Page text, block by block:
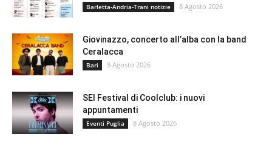
Barletta-Andria-Trani notizie 8 Agosto 2026
Giovinazzo, concerto all’alba con la band
Ceralacca
Bari 8 Agosto 2026
SEI Festival di Coolclub: i nuovi
appuntamenti
Eventi Puglia 8 Agosto 2026